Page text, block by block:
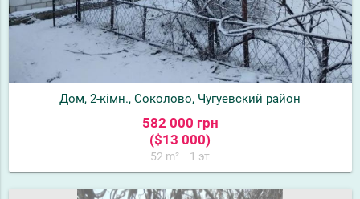
Дом, 2-кімн., Соколово, Чугуевский район
582 000 грн
($13 000)
52 m² 1 эт